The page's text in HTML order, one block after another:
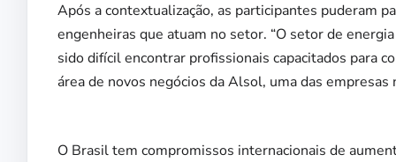
Após a contextualização, as participantes puderam
engenheiras que atuam no setor. “O setor de
sido difícil encontrar profissionais capacitados para
área de novos negócios da Alsol, uma das empresas
O Brasil tem compromissos internacionais de